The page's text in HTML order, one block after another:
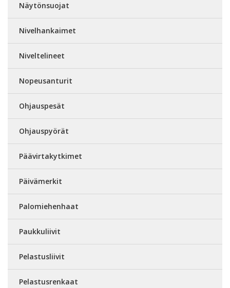
Näytönsuojat
Nivelhankaimet
Niveltelineet
Nopeusanturit
Ohjauspesät
Ohjauspyörät
Päävirtakytkimet
Päivämerkit
Palomiehenhaat
Paukkuliivit
Pelastusliivit
Pelastusrenkaat